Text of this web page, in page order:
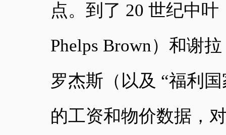
点。到了 20 世纪中
Phelps Brown）和谢
罗杰斯（以及 “福利
的工资和物价数据，